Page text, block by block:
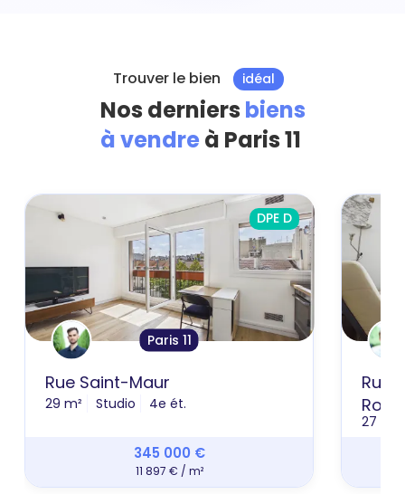
Trouver le bien idéal
Nos derniers biens
à vendre à Paris 11
DPE D
Paris 11
Rue Saint-Maur
29 m² Studio 4e ét.
345 000 €
11 897 € / m²
Rue
Roi
27 m²